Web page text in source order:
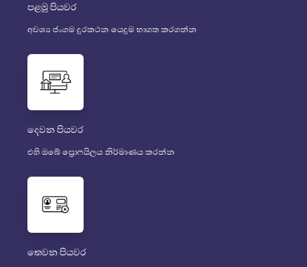
පළමු පියවර
අවශ්‍ය ජංගම දුරකථන යෙදුම භාගත කරගන්න
දෙවන පියවර
එහි ඔබේ ප්‍රොෆයිලය නිර්මාණය කරන්න
තෙවන පියවර